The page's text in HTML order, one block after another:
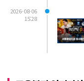
2026-08-06
15:28